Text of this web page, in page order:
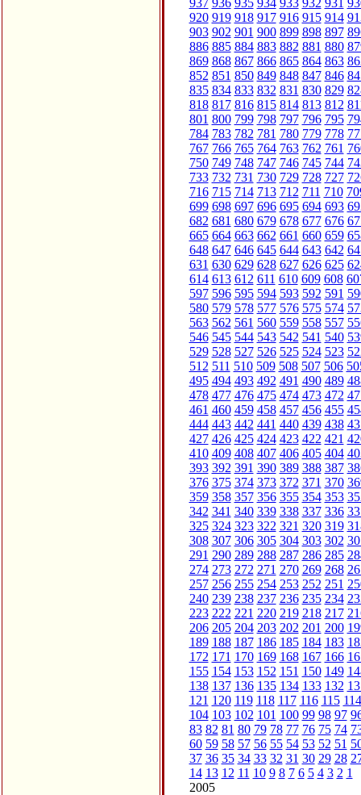
937 936 935 934 933 932 931
920 919 918 917 916 915 914
903 902 901 900 899 898 897
886 885 884 883 882 881 880
869 868 867 866 865 864 863
852 851 850 849 848 847 846
835 834 833 832 831 830 829
818 817 816 815 814 813 812
801 800 799 798 797 796 795
784 783 782 781 780 779 778
767 766 765 764 763 762 761
750 749 748 747 746 745 744
733 732 731 730 729 728 727
716 715 714 713 712 711 710
699 698 697 696 695 694 693
682 681 680 679 678 677 676
665 664 663 662 661 660 659
648 647 646 645 644 643 642
631 630 629 628 627 626 625
614 613 612 611 610 609 608
597 596 595 594 593 592 591
580 579 578 577 576 575 574
563 562 561 560 559 558 557
546 545 544 543 542 541 540
529 528 527 526 525 524 523
512 511 510 509 508 507 506
495 494 493 492 491 490 489
478 477 476 475 474 473 472
461 460 459 458 457 456 455
444 443 442 441 440 439 438
427 426 425 424 423 422 421
410 409 408 407 406 405 404
393 392 391 390 389 388 387
376 375 374 373 372 371 370
359 358 357 356 355 354 353
342 341 340 339 338 337 336
325 324 323 322 321 320 319
308 307 306 305 304 303 302
291 290 289 288 287 286 285
274 273 272 271 270 269 268
257 256 255 254 253 252 251
240 239 238 237 236 235 234
223 222 221 220 219 218 217
206 205 204 203 202 201 200
189 188 187 186 185 184 183
172 171 170 169 168 167 166
155 154 153 152 151 150 149
138 137 136 135 134 133 132
121 120 119 118 117 116 115 114
104 103 102 101 100 99 98 97
83 82 81 80 79 78 77 76 75 74
60 59 58 57 56 55 54 53 52 51
37 36 35 34 33 32 31 30 29 28
14 13 12 11 10 9 8 7 6 5 4 3 2 1
2005